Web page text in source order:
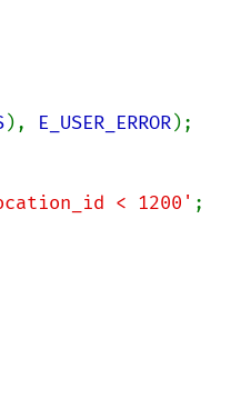
), E_USER_ERROR);
< 1200'